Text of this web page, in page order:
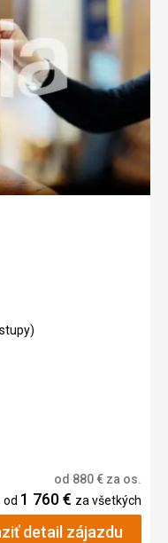
od 880€ za os.
od 1 760€ za všetkých
detail zájazdu